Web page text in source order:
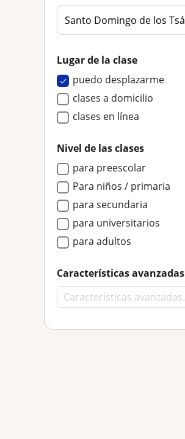
Lugar de la clase
puedo desplazarme
clases a domicilio
clases en línea
Nivel de las clases
para preescolar
Para niños / primaria
para secundaria
para universitarios
para adultos
Características avanzadas